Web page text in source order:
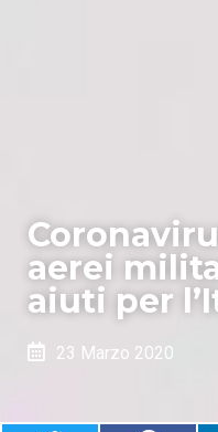
aerei
aiuti per
23 Marzo 2020